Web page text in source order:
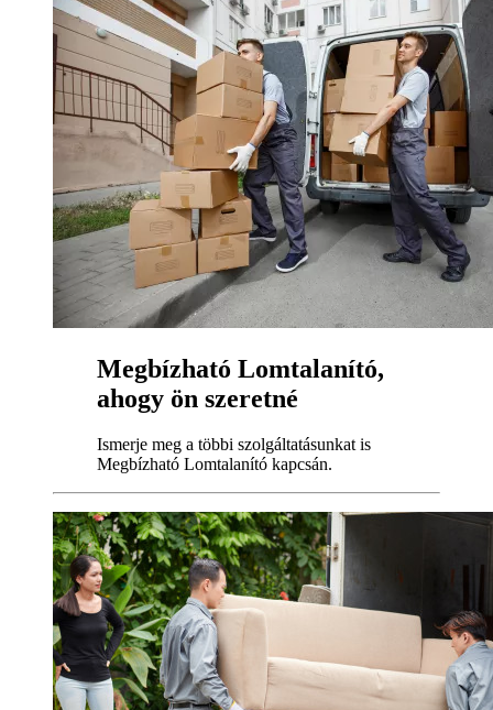
Megbízható Lomtalanító,
ahogy ön szeretné
Ismerje meg a többi szolgáltatásunkat is
Megbízható Lomtalanító kapcsán.